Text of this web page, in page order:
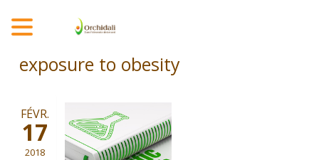
exposure to obesity
FÉVR.
17
2018